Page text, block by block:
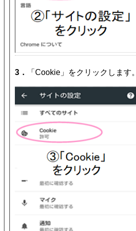
3． 「Cookie」をクリックします。